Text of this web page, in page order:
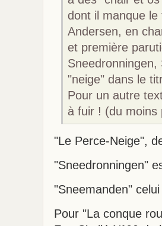
dont il manque
Andersen, en
et première
"neige" dans le
Pour un autre
à fuir ! (du moins
"Le Perce-Neige",
"Sneedronningen"
"Sneemanden"
Pour "La conque